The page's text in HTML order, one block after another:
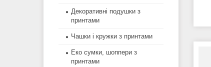
Декоративні подушки з
принтами
Чашки і кружки з принтами
Еко сумки, шоппери з
принтами